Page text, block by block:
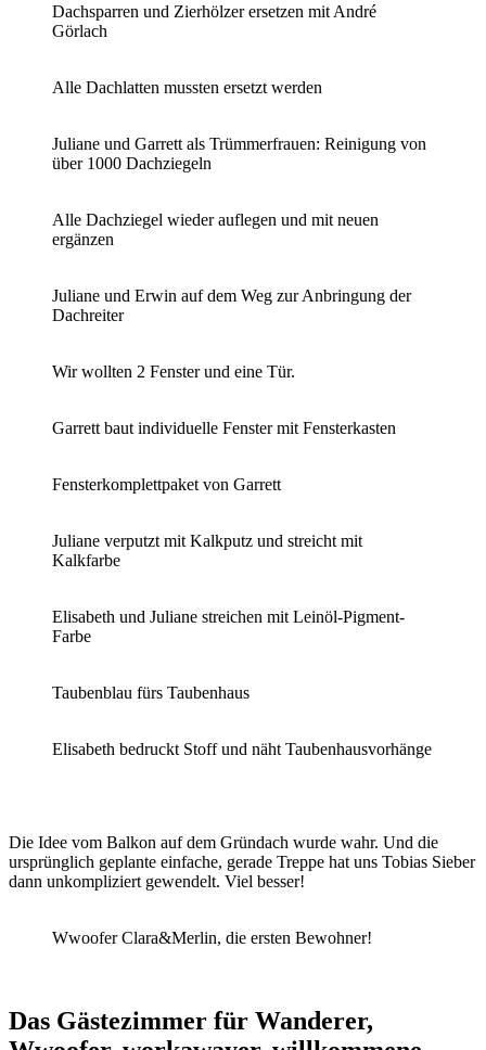
Dachsparren und Zierhölzer ersetzen mit André
Görlach
Alle Dachlatten mussten ersetzt werden
Juliane und Garrett als Trümmerfrauen: Reinigung von
über 1000 Dachziegeln
Alle Dachziegel wieder auflegen und mit neuen
ergänzen
Juliane und Erwin auf dem Weg zur Anbringung der
Dachreiter
Wir wollten 2 Fenster und eine Tür.
Garrett baut individuelle Fenster mit Fensterkasten
Fensterkomplettpaket von Garrett
Juliane verputzt mit Kalkputz und streicht mit
Kalkfarbe
Elisabeth und Juliane streichen mit Leinöl-Pigment-
Farbe
Taubenblau fürs Taubenhaus
Elisabeth bedruckt Stoff und näht Taubenhausvorhänge
Die Idee vom Balkon auf dem Gründach wurde wahr. Und die
ursprünglich geplante einfache, gerade Treppe hat uns Tobias Sieber
dann unkompliziert gewendelt. Viel besser!
Wwoofer Clara&Merlin, die ersten Bewohner!
Das Gästezimmer für Wanderer,